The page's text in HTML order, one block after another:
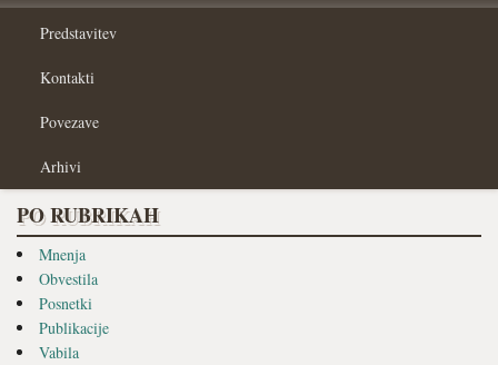
Predstavitev
Kontakti
Povezave
Arhivi
PO RUBRIKAH
Mnenja
Obvestila
Posnetki
Publikacije
Vabila